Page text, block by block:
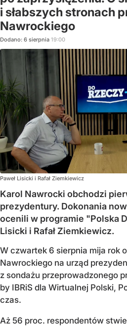
i słabszych stronach
Nawrockiego
Dodano: 6 sierpnia 19:00
Paweł Lisicki i Rafał Ziemkiewicz
Karol Nawrocki obchodzi
prezydentury. Dokonania
ocenili w programie "Polska
Lisicki i Rafał Ziemkiewicz.
W czwartek 6 sierpnia mija rok
Nawrockiego na urząd
z sondażu przeprowadzonego
by IBRiS dla Wirtualnej Polski,
czas.
Aż 56 proc. respondentów